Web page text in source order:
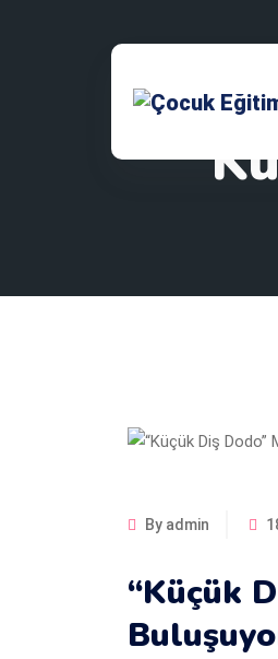
By admin
“Küçük